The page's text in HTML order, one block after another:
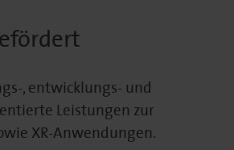
, entwicklungs- und
Leistungen zur
XR-Anwendungen.